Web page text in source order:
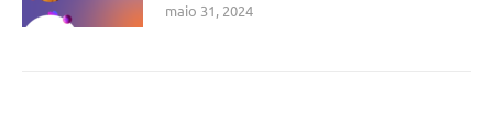
maio 31, 2024